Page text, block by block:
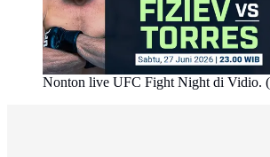
Nonton live UFC Fight Night di Vidio.